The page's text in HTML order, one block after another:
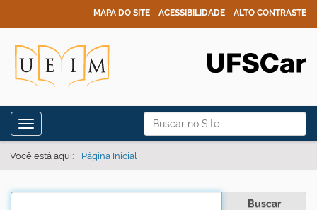
Busca
Busca Avançada…
MAPA DO SITE ACESSIBILIDADE ALTO CONTRASTE
Toggle navigation
Você está aqui: Página Inicial
Filtrar os resultados